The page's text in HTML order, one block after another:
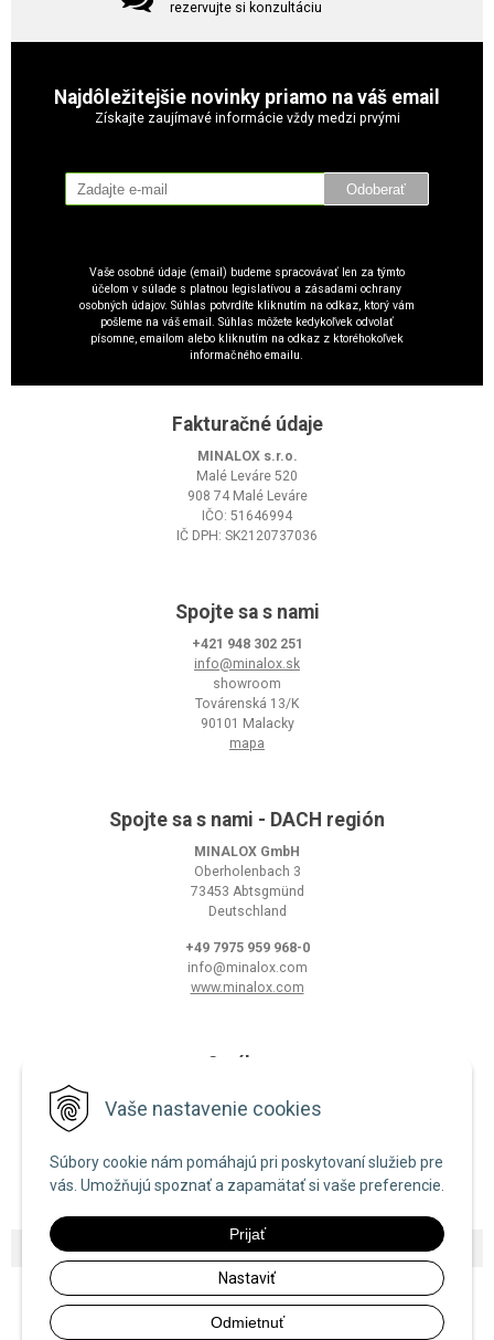
Vaše nastavenie cookies
Súbory cookie nám pomáhajú pri poskytovaní služieb pre
vás. Umožňujú spoznať a zapamätať si vaše preferencie.
Prijať
Nastaviť
Odmietnuť
rezervujte si konzultáciu
Najdôležitejšie novinky priamo na váš email
Získajte zaujímavé informácie vždy medzi prvými
Odoberať
Vaše osobné údaje (email) budeme spracovávať len za týmto
účelom v súlade s platnou legislatívou a zásadami ochrany
osobných údajov. Súhlas potvrdíte kliknutím na odkaz, ktorý vám
pošleme na váš email. Súhlas môžete kedykoľvek odvolať
písomne, emailom alebo kliknutím na odkaz z ktoréhokoľvek
informačného emailu.
Fakturačné údaje
MINALOX s.r.o.
Malé Leváre 520
908 74 Malé Leváre
IČO: 51646994
IČ DPH: SK2120737036
Spojte sa s nami
+421 948 302 251
info@minalox.sk
showroom
Továrenská 13/K
90101 Malacky
mapa
Spojte sa s nami - DACH región
MINALOX GmbH
Oberholenbach 3
73453 Abtsgmünd
Deutschland
+49 7975 959 968-0
info@minalox.com
www.minalox.com
O nákupe
Zásady používania cookies